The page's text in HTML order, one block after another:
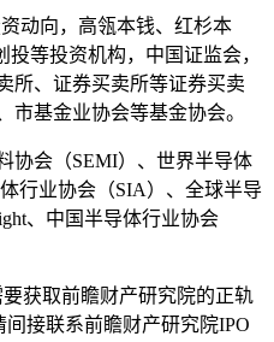
向，高瓴本钱、红杉本
等投资机构，中国证监会，
所、证券买卖所等证券买卖
市基金业协会等基金协会。
会（SEMI）、世界半导体
行业协会（SIA）、全球半导
、中国半导体行业协会
获取前瞻财产研究院的正轨
接联系前瞻财产研究院IPO